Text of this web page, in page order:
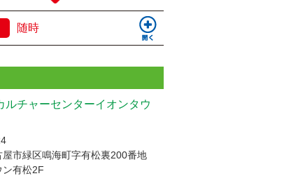
随時
ルチャーセンターイオンタウ
屋市緑区鳴海町字有松裏200番地
ン有松2F